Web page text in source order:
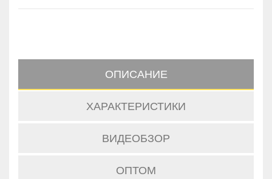
ОПИСАНИЕ
ХАРАКТЕРИСТИКИ
ВИДЕОБЗОР
ОПТОМ